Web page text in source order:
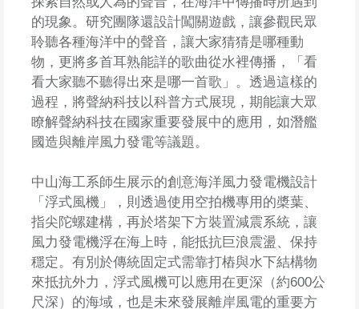
的現象。研究團隊還設計闖關遊戲，讓參觀民眾
聆聽各種海洋中的聲音，讓大家猜猜是哪種動
物，更將多首耳熟能詳的歌曲從水裡傳播，「看
看大家聽不聽得出來是哪一首歌」。透過這樣的
過程，將聲納科技以科普方式展現，期能讓大眾
瞭解聲納科技在國家重要發展中的應用，如潛艦
國造與離岸風力發電等議題。
中山海工系師生展示的創意海洋風力發電機設計
「浮式風機」，則透過使用空拍機專用的槳葉、
指尖陀螺建構，再於塔架下方裝置減震系統，讓
風力發電機浮在海上時，能抵抗巨浪震盪、保持
穩定。有別於傳統固定式需靠打樁與水下結構物
來抵抗外力，浮式風機可以應用在更深（約600公
尺深）的海域，也是未來發展離岸風電的重要方